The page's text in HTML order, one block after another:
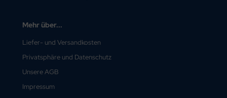
Mehr über...
Liefer- und Versandkosten
Privatsphäre und Datenschutz
Unsere AGB
Impressum